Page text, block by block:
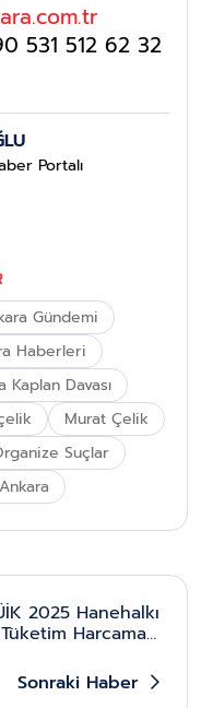
531 512 62 32
Portalı
Gündemi
Haberleri
Kaplan Davası
Murat Çelik
Suçlar
Ankara
2025 Hanehalkı
Tüketim Harcaması
Bütçede En Büyük
Pay Konut ve Kiraya
Sonraki Haber